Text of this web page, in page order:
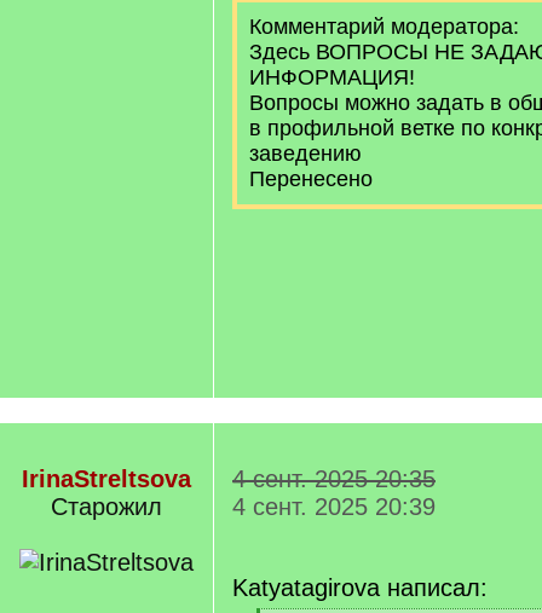
Комментарий модератора:
Здесь ВОПРОСЫ НЕ
ИНФОРМАЦИЯ!
Вопросы можно задать в
в профильной ветке по
заведению
Перенесено
IrinaStreltsova
Старожил
4 сент. 2025 20:35
4 сент. 2025 20:39
Katyatagirova написал: